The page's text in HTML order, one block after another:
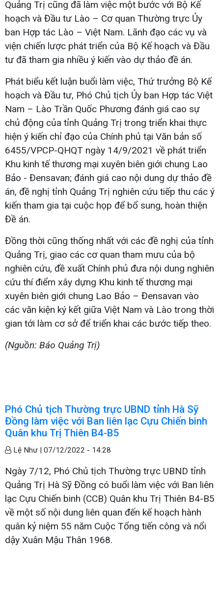
Quảng Trị cũng đã làm việc một bước với Bộ Kế
hoạch và Đầu tư Lào – Cơ quan Thường trực Ủy
ban Hợp tác Lào – Việt Nam. Lãnh đạo các vụ và
viện chiến lược phát triển của Bộ Kế hoạch và Đầu
tư đã tham gia nhiều ý kiến vào dự thảo đề án.
Phát biểu kết luận buổi làm việc, Thứ trưởng Bộ Kế
hoạch và Đầu tư, Phó Chủ tịch Ủy ban Hợp tác Việt
Nam – Lào Trần Quốc Phương đánh giá cao sự
chủ động của tỉnh Quảng Trị trong triển khai thực
hiện ý kiến chỉ đạo của Chính phủ tại Văn bản số
6455/VPCP-QHQT ngày 14/9/2021 về phát triển
Khu kinh tế thương mại xuyên biên giới chung Lao
Bảo - Đensavan; đánh giá cao nội dung dự thảo đề
án, đề nghị tỉnh Quảng Trị nghiên cứu tiếp thu các ý
kiến tham gia tại cuộc họp để bổ sung, hoàn thiện
Đề án.
Đồng thời cũng thống nhất với các đề nghị của tỉnh
Quảng Trị, giao các cơ quan tham mưu của bộ
nghiên cứu, đề xuất Chính phủ đưa nội dung nghiên
cứu thí điểm xây dựng Khu kinh tế thương mại
xuyên biên giới chung Lao Bảo – Đensavan vào
các văn kiện ký kết giữa Việt Nam và Lào trong thời
gian tới làm cơ sở để triển khai các bước tiếp theo.
(Nguồn: Báo Quảng Trị)
Phó Chủ tịch Thường trực UBND tỉnh Hà Sỹ
Đồng làm việc với Ban liên lạc Cựu Chiến binh
Quân khu Trị Thiên B4-B5
Lệ Như | 07/12/2022 - 14:28
Ngày 7/12, Phó Chủ tịch Thường trực UBND tỉnh
Quảng Trị Hà Sỹ Đồng có buổi làm việc với Ban liên
lạc Cựu Chiến binh (CCB) Quân khu Trị Thiên B4-B5
về một số nội dung liên quan đến kế hoạch hành
quân kỷ niệm 55 năm Cuộc Tổng tiến công và nổi
dậy Xuân Mậu Thân 1968.